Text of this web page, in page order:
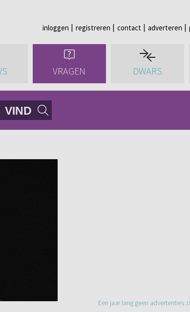
inloggen registreren contact adverteren
VRAGEN DWARS
VIND
Een jaar lang geen advertenties